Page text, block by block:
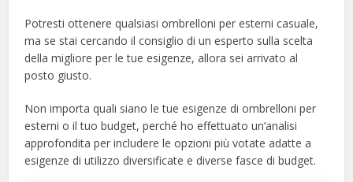
Potresti ottenere qualsiasi ombrelloni per esterni casuale,
ma se stai cercando il consiglio di un esperto sulla scelta
della migliore per le tue esigenze, allora sei arrivato al
posto giusto.
Non importa quali siano le tue esigenze di ombrelloni per
esterni o il tuo budget, perché ho effettuato un’analisi
approfondita per includere le opzioni più votate adatte a
esigenze di utilizzo diversificate e diverse fasce di budget.